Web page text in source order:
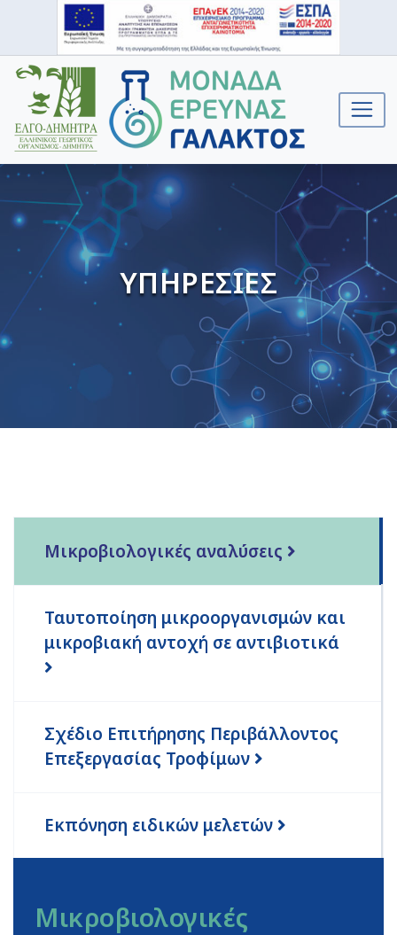
ΥΠΗΡΕΣΙΕΣ
Μικροβιολογικές αναλύσεις
Ταυτοποίηση μικροοργανισμών και
μικροβιακή αντοχή σε αντιβιοτικά
Σχέδιο Επιτήρησης Περιβάλλοντος
Επεξεργασίας Τροφίμων
Εκπόνηση ειδικών μελετών
Μικροβιολογικές